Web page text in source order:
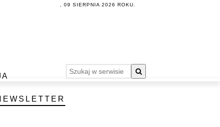
, 09 SIERPNIA 2026 ROKU.